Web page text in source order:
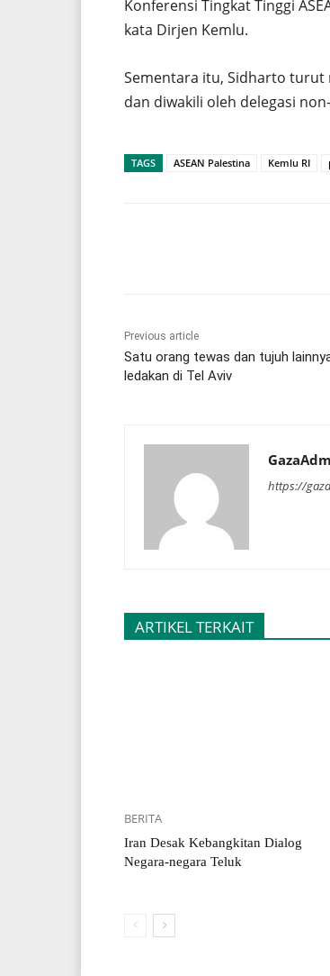
Konferensi Tingkat Tinggi
kata Dirjen Kemlu.
Sementara itu, Sidharto turut
dan diwakili oleh delegasi
TAGS ASEAN Palestina Kemlu RI
Previous article
Satu orang tewas dan tujuh
ledakan di Tel Aviv
https://
ARTIKEL TERKAIT
BERITA
Iran Desak Kebangkitan Dialog
Negara-negara Teluk